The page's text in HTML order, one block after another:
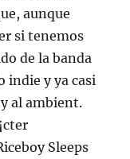
aunque
si tenemos
de la banda
indie y ya casi
al ambient.
Sleeps